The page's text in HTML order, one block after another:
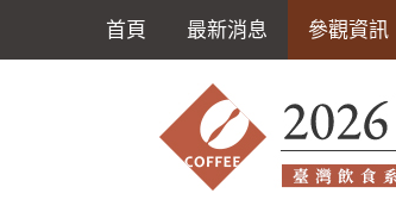
首頁 最新消息 參觀資訊